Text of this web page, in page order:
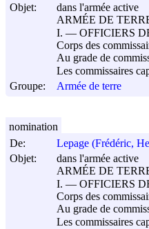
Objet:
dans l'armée active
ARMÉE DE
I. ― OFFICIERS
Corps des
Au grade de
Les commissaires
Groupe:
Armée de terre
De:
Lepage (Frédéric,
Objet:
dans l'armée active
ARMÉE DE
I. ― OFFICIERS
Corps des
Au grade de
Les commissaires
nomination